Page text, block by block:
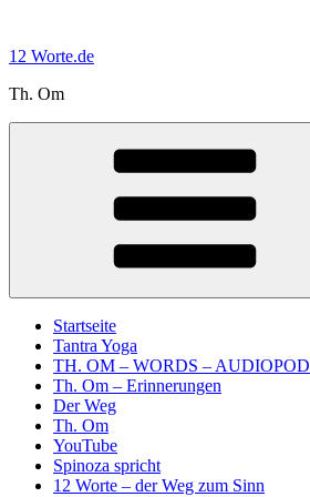
springen
12 Worte.de
Th. Om
Startseite
Tantra Yoga
TH. OM – WORDS –
Th. Om – Erinnerungen
Der Weg
Th. Om
YouTube
Spinoza spricht
12 Worte – der Weg zum Sinn